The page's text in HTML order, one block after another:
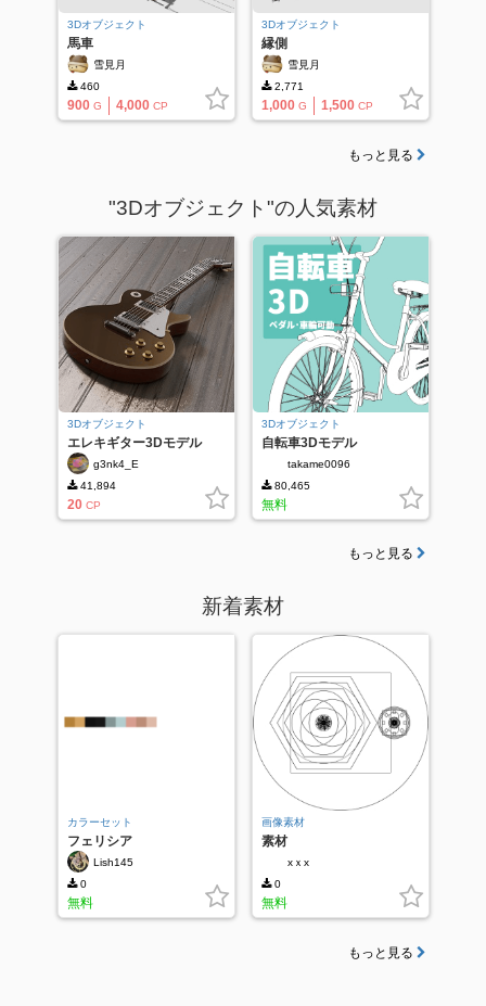
3Dオブジェクト
馬車
雪見月
460
900 G 4,000 CP
3Dオブジェクト
縁側
雪見月
2,771
1,000 G 1,500 CP
もっと見る
"3Dオブジェクト"の人気素材
3Dオブジェクト
エレキギター3Dモデル
g3nk4_E
41,894
20 CP
3Dオブジェクト
自転車3Dモデル
takame0096
80,465
無料
もっと見る
新着素材
カラーセット
フェリシア
Lish145
0
無料
画像素材
素材
xｘx
0
無料
もっと見る